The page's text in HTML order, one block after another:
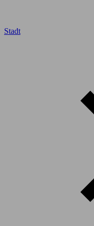
Stadt